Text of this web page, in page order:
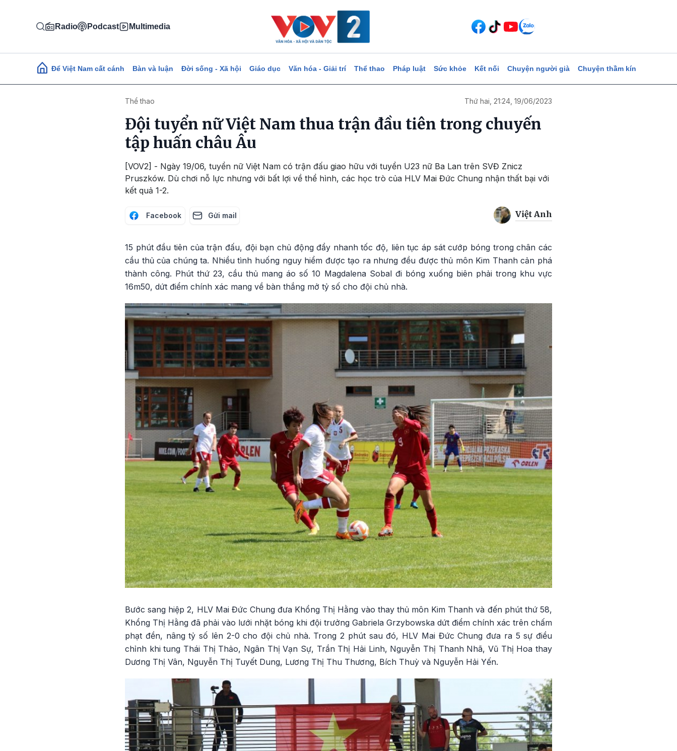
Radio Podcast Multimedia
Main navigation
Để Việt Nam cất cánh Bàn và luận Đời sống - Xã hội Giáo dục Văn hóa - Giải trí Thể thao Pháp luật Sức khỏe Kết nối Chuyện người già Chuyện thầm kín
Thể thao Thứ hai, 21:24, 19/06/2023
Đội tuyển nữ Việt Nam thua trận đầu tiên trong chuyến
tập huấn châu Âu
[VOV2] - Ngày 19/06, tuyển nữ Việt Nam có trận đấu giao hữu với tuyển U23 nữ Ba Lan trên SVĐ Znicz
Pruszków. Dù chơi nỗ lực nhưng với bất lợi về thể hình, các học trò của HLV Mai Đức Chung nhận thất bại với
kết quả 1-2.
Facebook Gửi mail Việt Anh
15 phút đầu tiên của trận đấu, đội bạn chủ động đẩy nhanh tốc độ, liên tục áp sát cướp bóng trong chân các
cầu thủ của chúng ta. Nhiều tình huống nguy hiểm được tạo ra nhưng đều được thủ môn Kim Thanh cản phá
thành công. Phút thứ 23, cầu thủ mang áo số 10 Magdalena Sobal đi bóng xuống biên phải trong khu vực
16m50, dứt điểm chính xác mang về bàn thắng mở tỷ số cho đội chủ nhà.
Bước sang hiệp 2, HLV Mai Đức Chung đưa Khổng Thị Hằng vào thay thủ môn Kim Thanh và đến phút thứ 58,
Khổng Thị Hằng đã phải vào lưới nhặt bóng khi đội trưởng Gabriela Grzybowska dứt điểm chính xác trên chấm
phạt đền, nâng tỷ số lên 2-0 cho đội chủ nhà. Trong 2 phút sau đó, HLV Mai Đức Chung đưa ra 5 sự điều
chỉnh khi tung Thái Thị Thảo, Ngân Thị Vạn Sự, Trần Thị Hải Linh, Nguyễn Thị Thanh Nhã, Vũ Thị Hoa thay
Dương Thị Vân, Nguyễn Thị Tuyết Dung, Lương Thị Thu Thương, Bích Thuỳ và Nguyễn Hải Yến.